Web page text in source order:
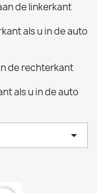
de linkerkant
als u in de auto
de rechterkant
als u in de auto
